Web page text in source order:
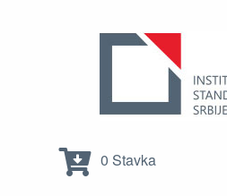
0 Stavka